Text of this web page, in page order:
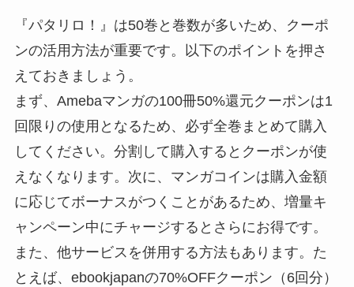
『パタリロ！』は50巻と巻数が多いため、クーポ
ンの活用方法が重要です。以下のポイントを押さ
えておきましょう。
まず、Amebaマンガの100冊50%還元クーポンは1
回限りの使用となるため、必ず全巻まとめて購入
してください。分割して購入するとクーポンが使
えなくなります。次に、マンガコインは購入金額
に応じてボーナスがつくことがあるため、増量キ
ャンペーン中にチャージするとさらにお得です。
また、他サービスを併用する方法もあります。た
とえば、ebookjapanの70%OFFクーポン（6回分）